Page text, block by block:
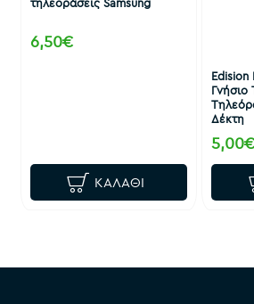
τηλεοράσεις Samsung
6,50€
ΚΑΛΆΘΙ
Edision
Γνήσιο
Δέκτη
5,00€